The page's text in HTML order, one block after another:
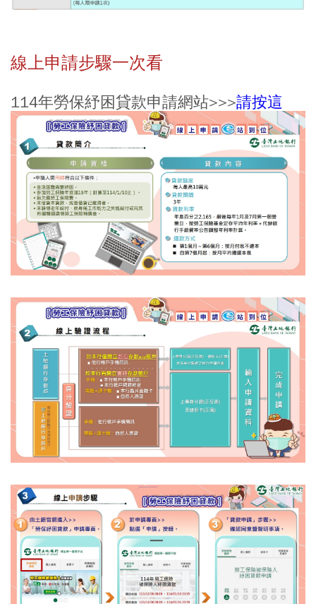
線上申請步驟一次看
114年勞保紓困貸款申請網站>>>請按這